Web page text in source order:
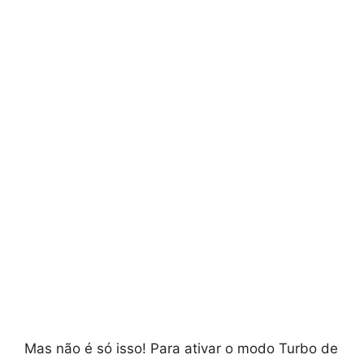
Mas não é só isso! Para ativar o modo Turbo de